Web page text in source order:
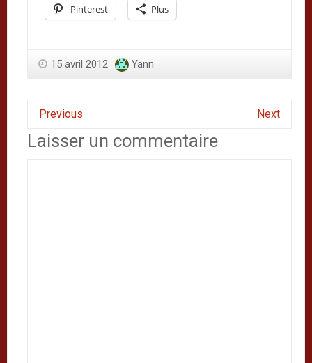
Pinterest Plus
15 avril 2012 Yann
Previous Next
Laisser un commentaire